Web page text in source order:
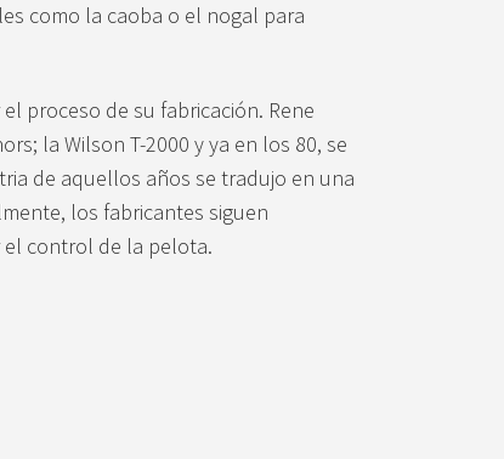
como la caoba o el nogal para
proceso de su fabricación. Rene
la Wilson T-2000 y ya en los 80, se
de aquellos años se tradujo en una
los fabricantes siguen
control de la pelota.